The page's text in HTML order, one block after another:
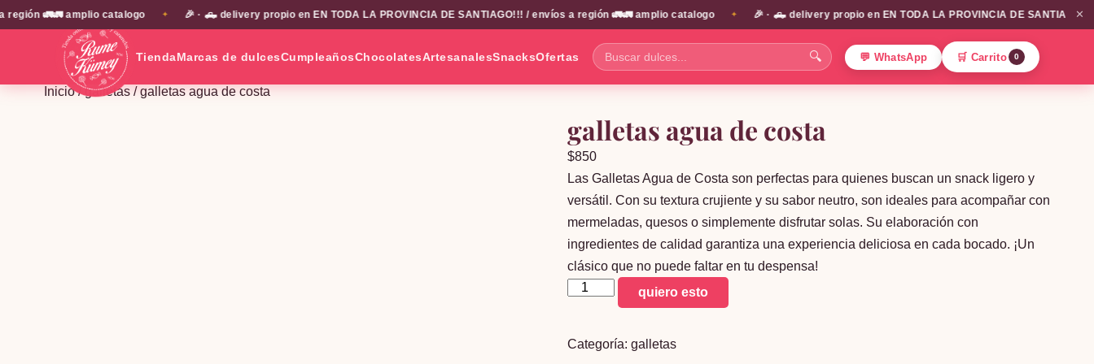
🚛🚛 amplio catalogo ✦ 🎉 · 🛻 delivery propio en EN TODA LA PROVINCIA DE SANTIAGO!!! / envíos a región 🚛🚛 amplio catalogo ✦ 🎉 · 🛻 delivery propio en EN TODA LA PROVINCIA DE SANTIAGO!!! / ✕
TiendaMarcas de dulcesCumpleañosChocolatesArtesanalesSnacksOfertas
Buscar
dulces...
🔍 💬 WhatsApp 🛒 Carrito 0
Inicio/galletas/ galletas agua de costa
galletas agua de costa
$850
Las Galletas Agua de Costa son perfectas para quienes buscan un snack ligero y
versátil. Con su textura crujiente y su sabor neutro, son ideales para acompañar con
mermeladas, quesos o simplemente disfrutar solas. Su elaboración con
ingredientes de calidad garantiza una experiencia deliciosa en cada bocado. ¡Un
clásico que no puede faltar en tu despensa!
galletas
costa
quiero esto
Categoría: galletas